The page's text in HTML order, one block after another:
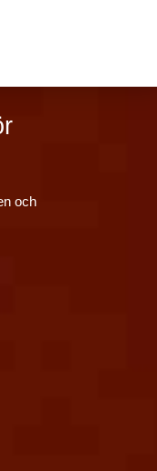
och